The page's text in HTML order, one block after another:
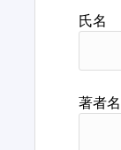
氏名
著者名